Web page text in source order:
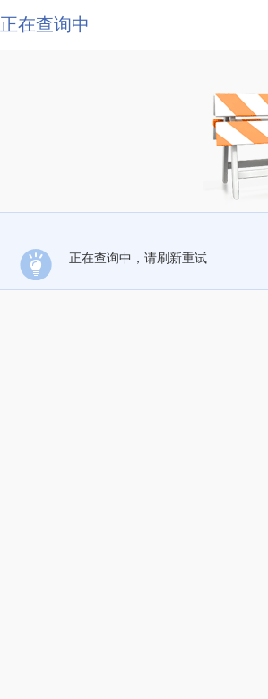
正在查询中
正在查询中，请刷新重试